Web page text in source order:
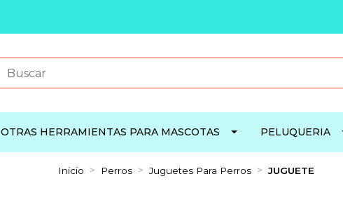
OTRAS HERRAMIENTAS PARA MASCOTAS PELUQUERIA
Inicio Perros Juguetes Para Perros JUGUETE